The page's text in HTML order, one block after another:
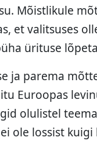
Mõistlikule
et valitsuses
ürituse
ja parema
Euroopas
olulistel
ole lossist